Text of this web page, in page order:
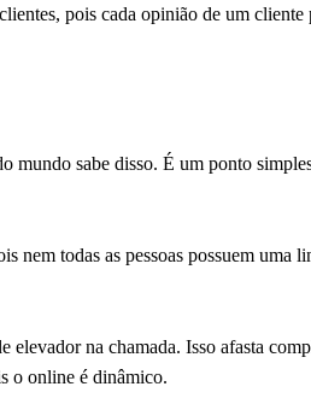
pois cada opinião de um cliente
mundo sabe disso. É um ponto
nem todas as pessoas possuem uma
na chamada. Isso afasta
o online é dinâmico.